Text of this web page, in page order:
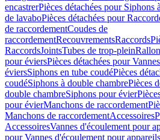
encastrerPièces détachées pour Siphons
de lavaboPièces détachées pour
de raccordementCoudes de
raccordementRecouvrementsRaccords
RaccordsJointsTubes de trop-plein
pour éviersPièces détachées pour
éviersSiphons en tube coudéPièces
coudéSiphons à double chambrePièces
double chambreSiphons pour évier
pour évierManchons de raccordement
Manchons de raccordementAccessoires
AccessoiresVannes d'écoulement pour
pour Vannes d'écoulement pour appareils